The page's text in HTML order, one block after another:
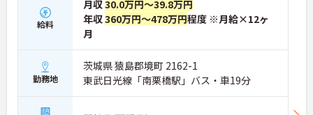
す。
・年間休日114日、残業月平均10時間程度という就
業環境に加え、産前産後休暇や育児休暇制度がしっ
かりと整備されています。オンとオフの切り替えを
明確にし、心身ともに充実した状態で長くご活躍い
ただけます。
・グループホーム一棟あたりの入居者様20名定員を
常時2～4名のスタッフで支援、国基準を上回る人員
配置や夜間複数名体制が敷かれているため、業務に
給料
月収30.0万円～39.8万円
年収360万円～478万円程度 ※月給×12ヶ
月
勤務地
茨城県 猿島郡境町 2162-1
東武日光線「南栗橋駅」バス・車19分